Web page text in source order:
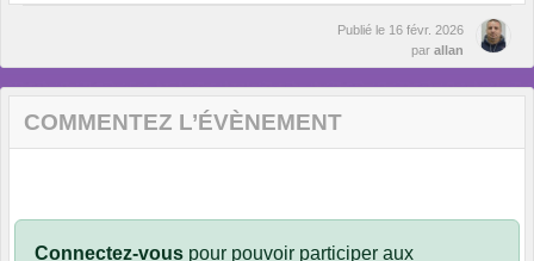
Publié le 16 févr. 2026
par allan
COMMENTEZ L’ÉVÈNEMENT
Connectez-vous pour pouvoir participer aux